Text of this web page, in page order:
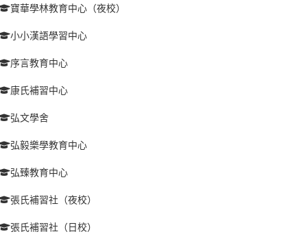
寶華學林教育中心（夜校）
小小漢語學習中心
序言教育中心
康氏補習中心
弘文學舍
弘毅樂學教育中心
弘臻教育中心
張氏補習社（夜校）
張氏補習社（日校）